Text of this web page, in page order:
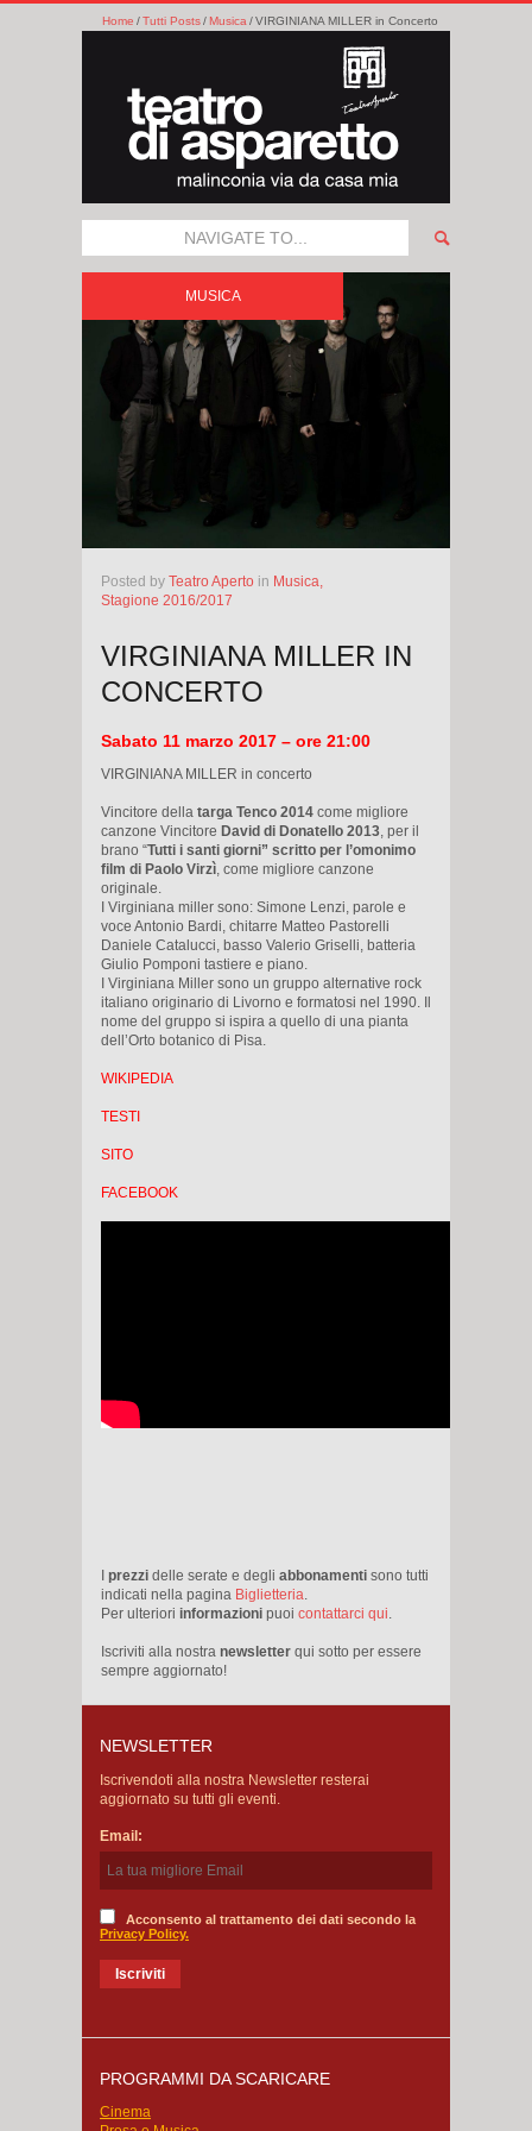
Home Tutti Posts Musica VIRGINIANA MILLER in Concerto
NAVIGATE TO...
MUSICA
Posted by Teatro Aperto in Musica,
Stagione 2016/2017
VIRGINIANA MILLER IN
CONCERTO
Sabato 11 marzo 2017 – ore 21:00
VIRGINIANA MILLER in concerto
Vincitore della targa Tenco 2014 come migliore
canzone Vincitore David di Donatello 2013 , per il
brano “Tutti i santi giorni” scritto per l’omonimo
film di Paolo Virzì , come migliore canzone
originale.
I Virginiana miller sono: Simone Lenzi, parole e
voce Antonio Bardi, chitarre Matteo Pastorelli
Daniele Catalucci, basso Valerio Griselli, batteria
Giulio Pomponi tastiere e piano.
I Virginiana Miller sono un gruppo alternative rock
italiano originario di Livorno e formatosi nel 1990. Il
nome del gruppo si ispira a quello di una pianta
dell’Orto botanico di Pisa.
WIKIPEDIA
TESTI
SITO
FACEBOOK
I prezzi delle serate e degli abbonamenti sono tutti
indicati nella pagina Biglietteria
Per ulteriori informazioni puoi contattarci qui
Iscriviti alla nostra newsletter qui sotto per essere
sempre aggiornato!
NEWSLETTER
Iscrivendoti alla nostra Newsletter resterai
aggiornato su tutti gli eventi.
Email:
Acconsento al trattamento dei dati secondo la
Privacy Policy.
PROGRAMMI DA SCARICARE
Cinema